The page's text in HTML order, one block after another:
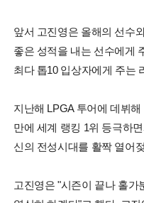
앞서 고진영은 올해의 선수
좋은 성적을 내는 선수에게
최다 톱10 입상자에게 주는
지난해 LPGA 투어에 데뷔
만에 세계 랭킹 1위 등극하
신의 전성시대를 활짝 열어
고진영은 "시즌이 끝나 홀가